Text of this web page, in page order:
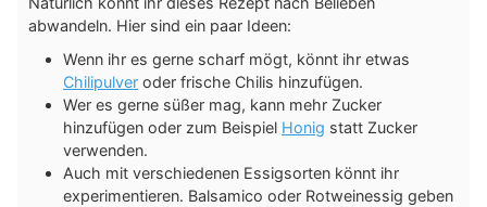
abwandeln. Hier sind ein paar Ideen:
Wenn ihr es gerne scharf mögt, könnt ihr etwas
Chilipulver oder frische Chilis hinzufügen.
Wer es gerne süßer mag, kann mehr Zucker
hinzufügen oder zum Beispiel Honig statt Zucker
verwenden.
Auch mit verschiedenen Essigsorten könnt ihr
experimentieren. Balsamico oder Rotweinessig geben